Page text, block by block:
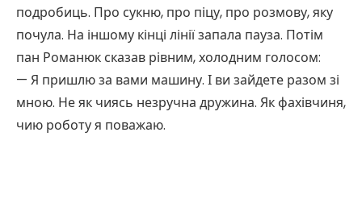
подробиць. Про сукню, про піцу, про розмову, яку
почула. На іншому кінці лінії запала пауза. Потім
пан Романюк сказав рівним, холодним голосом:
— Я пришлю за вами машину. І ви зайдете разом зі
мною. Не як чиясь незручна дружина. Як фахівчиня,
чию роботу я поважаю.